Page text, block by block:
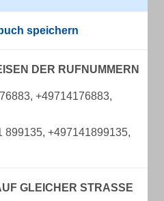
speichern
DER RUFNUMMERN
+49714176883,
899135, +497141899135,
GLEICHER STRASSE